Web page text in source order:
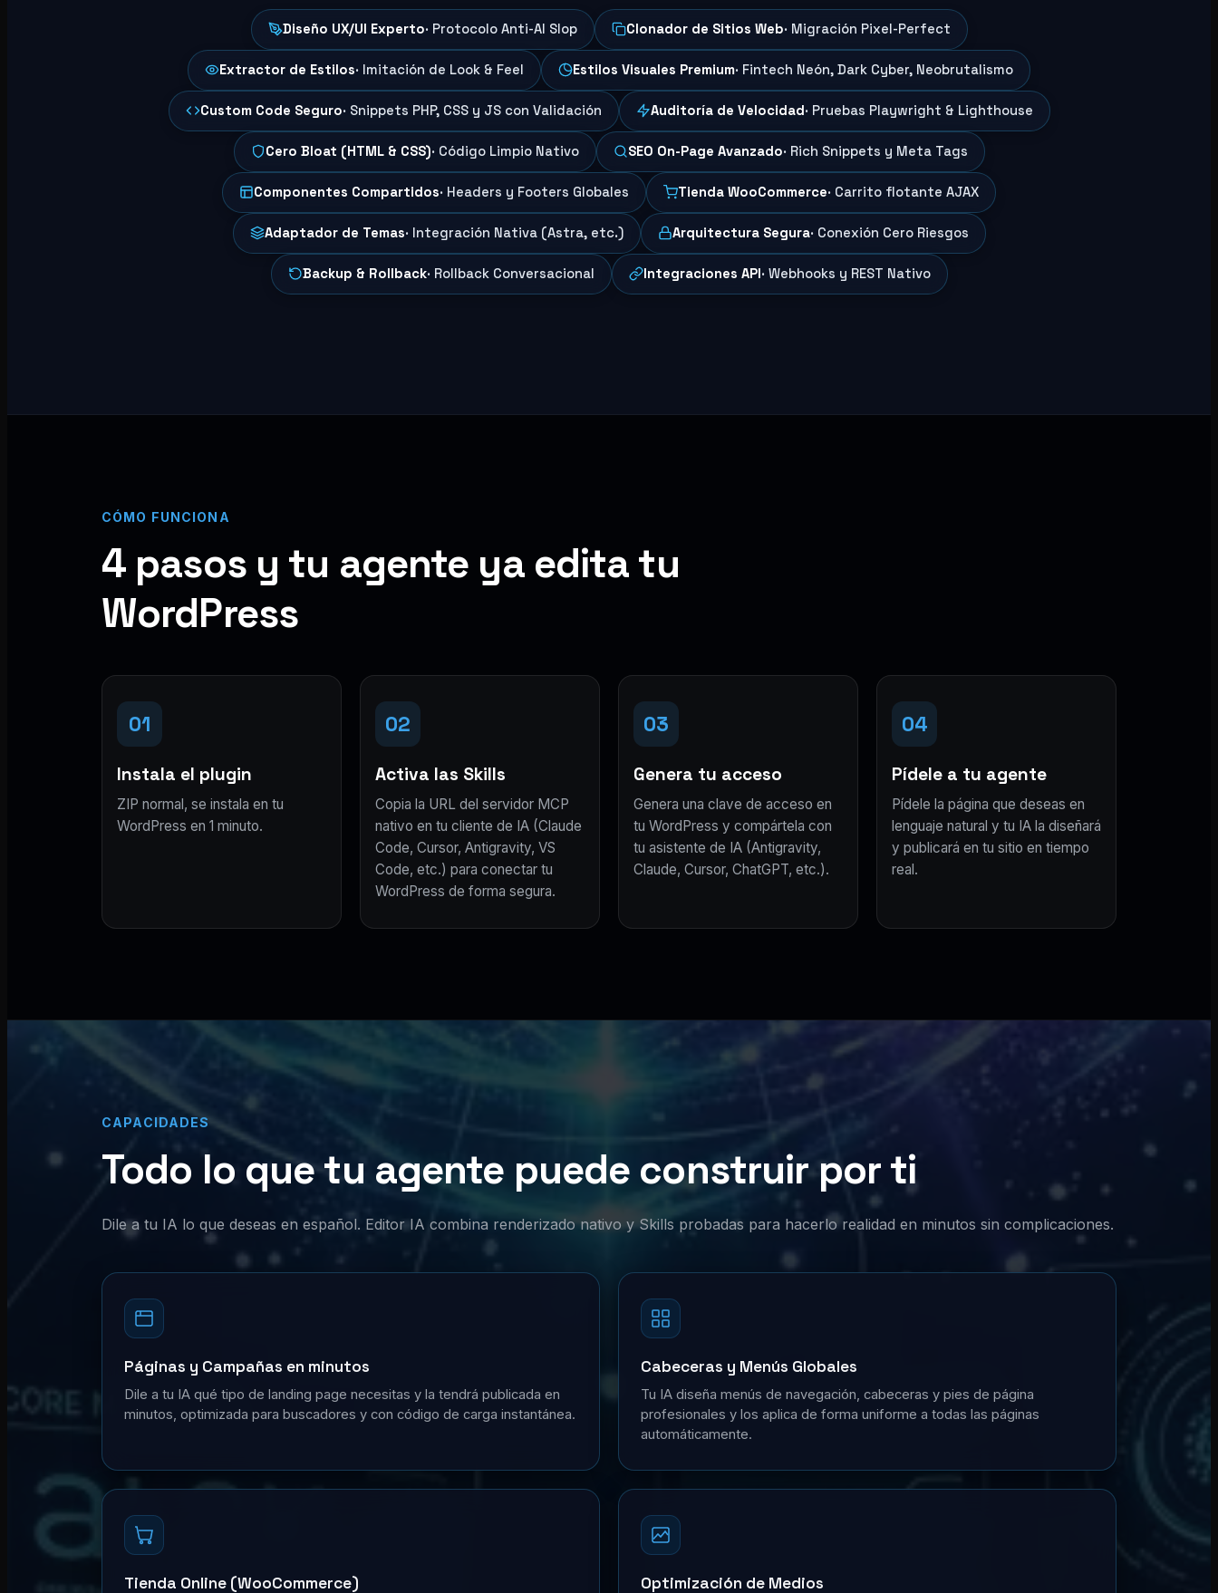
Diseño UX/UI Experto· Protocolo Anti-AI Slop Clonador de Sitios Web· Migración Pixel-Perfect
Extractor de Estilos· Imitación de Look & Feel Estilos Visuales Premium· Fintech Neón, Dark Cyber, Neobrutalismo
Custom Code Seguro· Snippets PHP, CSS y JS con Validación Auditoría de Velocidad· Pruebas Playwright & Lighthouse
Cero Bloat (HTML & CSS)· Código Limpio Nativo SEO On-Page Avanzado· Rich Snippets y Meta Tags
Componentes Compartidos· Headers y Footers Globales Tienda WooCommerce· Carrito flotante AJAX
Adaptador de Temas· Integración Nativa (Astra, etc.) Arquitectura Segura· Conexión Cero Riesgos
Backup & Rollback· Rollback Conversacional Integraciones API· Webhooks y REST Nativo
CÓMO FUNCIONA
4 pasos y tu agente ya edita tu
WordPress
01
Instala el plugin
ZIP normal, se instala en tu
WordPress en 1 minuto.
02
Activa las Skills
Copia la URL del servidor MCP
nativo en tu cliente de IA (Claude
Code, Cursor, Antigravity, VS
Code, etc.) para conectar tu
WordPress de forma segura.
03
Genera tu acceso
Genera una clave de acceso en
tu WordPress y compártela con
tu asistente de IA (Antigravity,
Claude, Cursor, ChatGPT, etc.).
04
Pídele a tu agente
Pídele la página que deseas en
lenguaje natural y tu IA la diseñará
y publicará en tu sitio en tiempo
real.
CAPACIDADES
Todo lo que tu agente puede construir por ti
Dile a tu IA lo que deseas en español. Editor IA combina renderizado nativo y Skills probadas para hacerlo realidad en minutos sin complicaciones.
Páginas y Campañas en minutos
Dile a tu IA qué tipo de landing page necesitas y la tendrá publicada en
minutos, optimizada para buscadores y con código de carga instantánea.
Cabeceras y Menús Globales
Tu IA diseña menús de navegación, cabeceras y pies de página
profesionales y los aplica de forma uniforme a todas las páginas
automáticamente.
Tienda Online (WooCommerce) Optimización de Medios